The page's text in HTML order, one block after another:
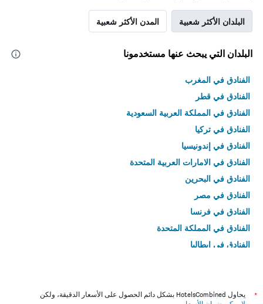
البلدان الأكثر شعبية المدن الأكثر شعبية
البلدان التي يبحث عنها مستخدمونا
الفنادق في المغرب
الفنادق في قطر
الفنادق في المملكة العربية السعودية
الفنادق في تركيا
الفنادق في إندونيسيا
الفنادق في الامارات العربية المتحدة
الفنادق في البحرين
الفنادق في مصر
الفنادق في فرنسا
الفنادق في المملكة المتحدة
الفنادق في إيطاليا
*
يحاول HotelsCombined بشكل دائم الحصول على الأسعار الدقيقة، ولكن